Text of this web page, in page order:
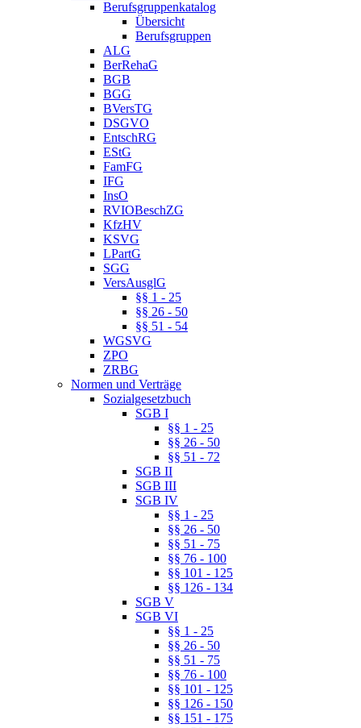
Berufsgruppenkatalog
Übersicht
Berufsgruppen
ALG
BerRehaG
BGB
BGG
BVersTG
DSGVO
EntschRG
EStG
FamFG
IFG
InsO
RVIOBeschZG
KfzHV
KSVG
LPartG
SGG
VersAusglG
§§ 1 - 25
§§ 26 - 50
§§ 51 - 54
WGSVG
ZPO
ZRBG
Normen und Verträge
Sozialgesetzbuch
SGB I
§§ 1 - 25
§§ 26 - 50
§§ 51 - 72
SGB II
SGB III
SGB IV
§§ 1 - 25
§§ 26 - 50
§§ 51 - 75
§§ 76 - 100
§§ 101 - 125
§§ 126 - 134
SGB V
SGB VI
§§ 1 - 25
§§ 26 - 50
§§ 51 - 75
§§ 76 - 100
§§ 101 - 125
§§ 126 - 150
§§ 151 - 175